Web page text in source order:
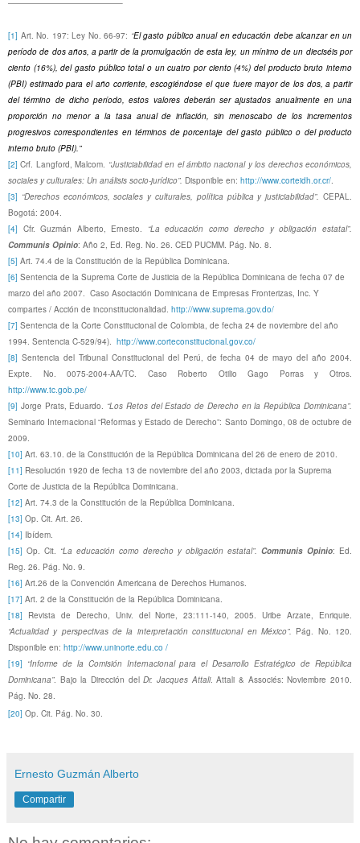
[1] Art. No. 197: Ley No. 66-97: “El gasto público anual en educación debe alcanzar en un
período de dos años, a partir de la promulgación de esta ley, un mínimo de un dieciséis por
ciento (16%), del gasto público total o un cuatro por ciento (4%) del producto bruto interno
(PBI) estimado para el año corriente, escogiéndose el que fuere mayor de los dos, a partir
del término de dicho período, estos valores deberán ser ajustados anualmente en una
proporción no menor a la tasa anual de inflación, sin menoscabo de los incrementos
progresivos correspondientes en términos de porcentaje del gasto público o del producto
interno bruto (PBI).”
[2] Crf. Langford, Malcom. “Justiciabilidad en el ámbito nacional y los derechos económicos,
sociales y culturales: Un análisis socio-jurídico”. Disponible en: http://www.corteidh.or.cr/
[3] “Derechos económicos, sociales y culturales, política pública y justiciabilidad”. CEPAL.
Bogotá: 2004.
[4] Cfr. Guzmán Alberto, Ernesto. “La educación como derecho y obligación estatal”.
Communis Opinio: Año 2, Ed. Reg. No. 26. CED PUCMM. Pág. No. 8.
[5] Art. 74.4 de la Constitución de la República Dominicana.
[6] Sentencia de la Suprema Corte de Justicia de la República Dominicana de fecha 07 de
marzo del año 2007.
Caso Asociación Dominicana de Empresas Fronterizas, Inc. Y
compartes / Acción de inconstitucionalidad. http://www.suprema.gov.do/
[7] Sentencia de la Corte Constitucional de Colombia, de fecha 24 de noviembre del año
1994. Sentencia C-529/94).
http://www.corteconstitucional.gov.co/
[8] Sentencia del Tribunal Constitucional del Perú, de fecha 04 de mayo del año 2004.
Expte. No. 0075-2004-AA/TC. Caso Roberto Otilio Gago Porras y Otros.
http://www.tc.gob.pe/
[9] Jorge Prats, Eduardo. “Los Retos del Estado de Derecho en la República Dominicana”.
Seminario Internacional “Reformas y Estado de Derecho”: Santo Domingo, 08 de octubre de
2009.
[10] Art. 63.10. de la Constitución de la República Dominicana del 26 de enero de 2010.
[11] Resolución 1920 de fecha 13 de noviembre del año 2003, dictada por la Suprema
Corte de Justicia de la República Dominicana.
[12] Art. 74.3 de la Constitución de la República Dominicana.
[13] Op. Cit. Art. 26.
[14] Ibídem.
[15] Op. Cit. “La educación como derecho y obligación estatal”. Communis Opinio: Ed.
Reg. 26. Pág. No. 9.
[16] Art.26 de la Convención Americana de Derechos Humanos.
[17] Art. 2 de la Constitución de la República Dominicana.
[18]
Revista de Derecho, Univ. del Norte, 23:111-140, 2005. Uribe Arzate, Enriquie.
“Actualidad y perspectivas de la interpretación constitucional en México”. Pág. No. 120.
Disponible en: http://www.uninorte.edu.co /
[19] “Informe de la Comisión Internacional para el Desarrollo Estratégico de República
Dominicana”. Bajo la Dirección delDr. Jacques Attali. Attali & Associés: Noviembre 2010.
Pág. No. 28.
[20] Op. Cit. Pág. No. 30.
Ernesto Guzmán Alberto
Compartir